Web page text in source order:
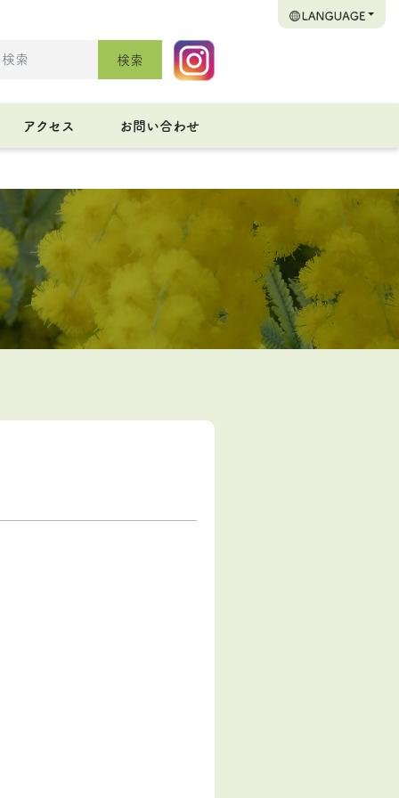
検索
アクセス お問い合わせ